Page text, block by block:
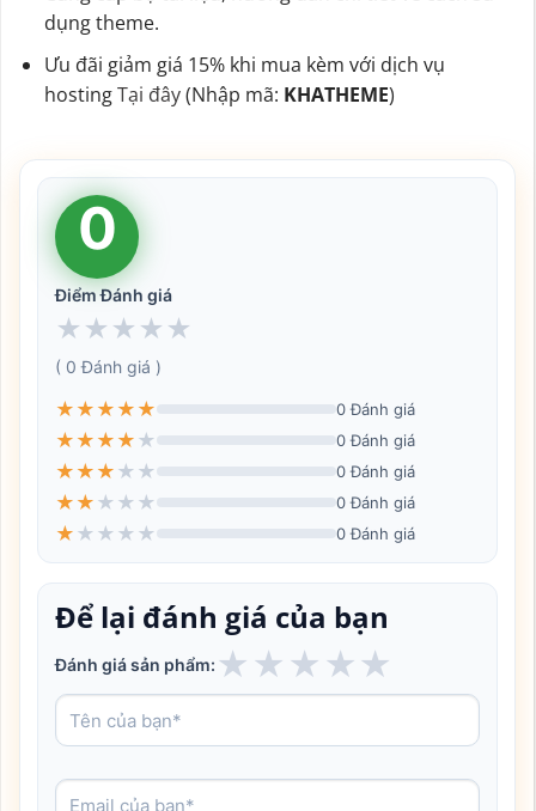
dụng theme.
Ưu đãi giảm giá 15% khi mua kèm với dịch vụ
hostingTại đây(Nhập mã: KHATHEME)
0
Điểm Đánh giá
★ ★ ★ ★ ★
( 0 Đánh giá )
★ ★ ★ ★ ★ 0 Đánh giá
★ ★ ★ ★ ★ 0 Đánh giá
★ ★ ★ ★ ★ 0 Đánh giá
★ ★ ★ ★ ★ 0 Đánh giá
★ ★ ★ ★ ★ 0 Đánh giá
Để lại đánh giá của bạn
Đánh giá sản phẩm: ★ ★ ★ ★★